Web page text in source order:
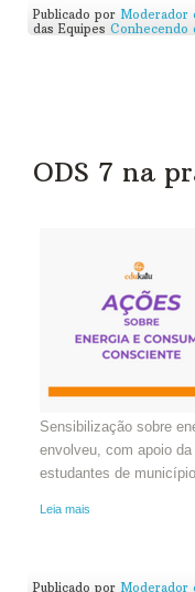
Publicado por Moderador
das Equipes Conhecendo
ODS 7 na
Sensibilização sobre
envolveu, com apoio
estudantes de
Leia mais
Publicado por Moderador